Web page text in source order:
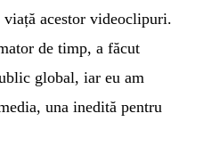
viață acestor videoclipuri.
de timp, a făcut
global, iar eu am
una inedită pentru